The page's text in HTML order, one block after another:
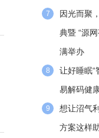
7
因光而聚
典暨 “源
满举办
8
让好睡眠“
易解码健
9
想让沼气
方案这样